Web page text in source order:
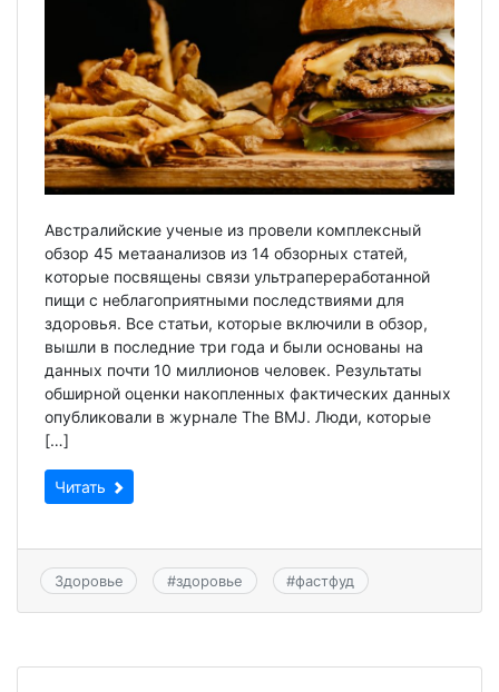
Австралийские ученые из провели комплексный
обзор 45 метаанализов из 14 обзорных статей,
которые посвящены связи ультрапереработанной
пищи с неблагоприятными последствиями для
здоровья. Все статьи, которые включили в обзор,
вышли в последние три года и были основаны на
данных почти 10 миллионов человек. Результаты
обширной оценки накопленных фактических данных
опубликовали в журнале The BMJ. Люди, которые
[…]
Читать
Здоровье #здоровье #фастфуд